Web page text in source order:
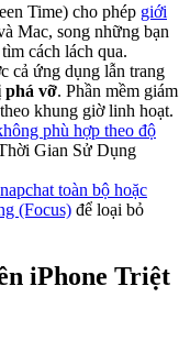
Time) cho phép giới
Mac, song những bạn
cách lách qua.
cả ứng dụng lẫn trang
phá vỡ. Phần mềm giám
khung giờ linh hoạt.
phù hợp theo độ
Gian Sử Dụng
toàn bộ hoặc
(Focus) để loại bỏ
iPhone Triệt